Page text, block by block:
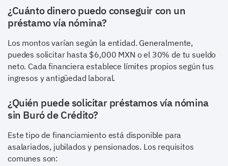
¿Cuánto dinero puedo conseguir con un
préstamo vía nómina?
Los montos varían según la entidad. Generalmente,
puedes solicitar hasta $6,000 MXN o el 30% de tu sueldo
neto. Cada financiera establece límites propios según tus
ingresos y antigüedad laboral.
¿Quién puede solicitar préstamos vía nómina
sin Buró de Crédito?
Este tipo de financiamiento está disponible para
asalariados, jubilados y pensionados. Los requisitos
comunes son: